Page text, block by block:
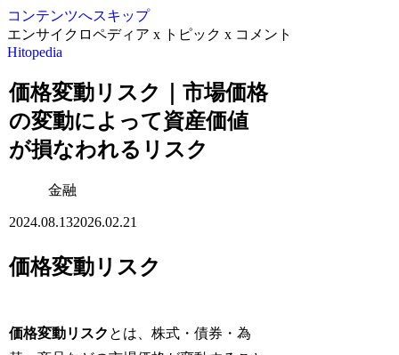
コンテンツへスキップ
エンサイクロペディア x トピック x コメント
Hitopedia
価格変動リスク｜市場価格
の変動によって資産価値
が損なわれるリスク
金融
2024.08.132026.02.21
価格変動リスク
価格変動リスク とは、株式・債券・為